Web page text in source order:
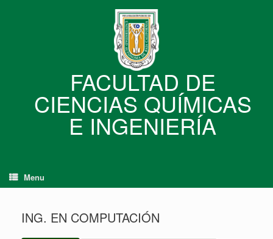
FACULTAD DE
CIENCIAS QUÍMICAS
E INGENIERÍA
Menu
ING. EN COMPUTACIÓN